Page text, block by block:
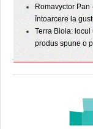
Romavyctor
întoarcere la
Terra Biola:
produs spune o